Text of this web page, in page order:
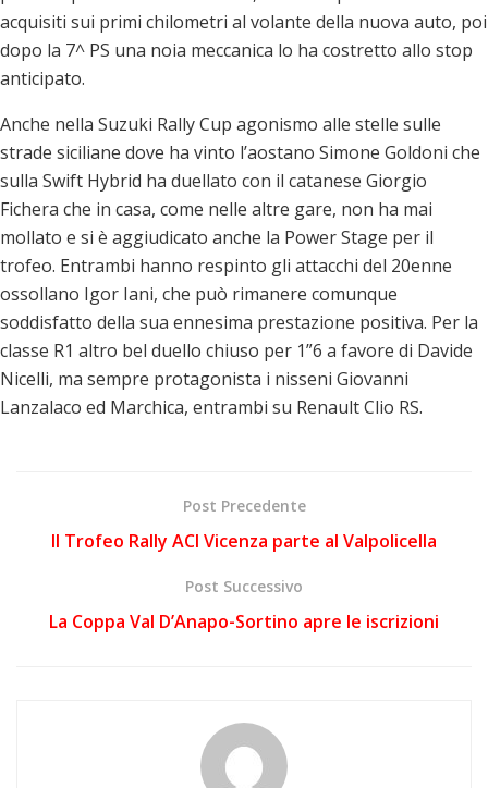
acquisiti sui primi chilometri al volante della nuova auto, poi
dopo la 7^ PS una noia meccanica lo ha costretto allo stop
anticipato.
Anche nella Suzuki Rally Cup agonismo alle stelle sulle
strade siciliane dove ha vinto l’aostano Simone Goldoni che
sulla Swift Hybrid ha duellato con il catanese Giorgio
Fichera che in casa, come nelle altre gare, non ha mai
mollato e si è aggiudicato anche la Power Stage per il
trofeo. Entrambi hanno respinto gli attacchi del 20enne
ossollano Igor Iani, che può rimanere comunque
soddisfatto della sua ennesima prestazione positiva. Per la
classe R1 altro bel duello chiuso per 1”6 a favore di Davide
Nicelli, ma sempre protagonista i nisseni Giovanni
Lanzalaco ed Marchica, entrambi su Renault Clio RS.
Post Precedente
Il Trofeo Rally ACI Vicenza parte al Valpolicella
Post Successivo
La Coppa Val D’Anapo-Sortino apre le iscrizioni